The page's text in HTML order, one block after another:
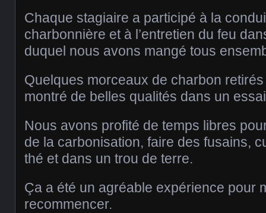
Chaque stagiaire a participé à la
charbonnière et à l’entretien du feu
duquel nous avons mangé tous
Quelques morceaux de charbon
montré de belles qualités dans un
Nous avons profité de temps libres
de la carbonisation, faire des fusains,
thé et dans un trou de terre.
Ça a été un agréable expérience pour
recommencer.